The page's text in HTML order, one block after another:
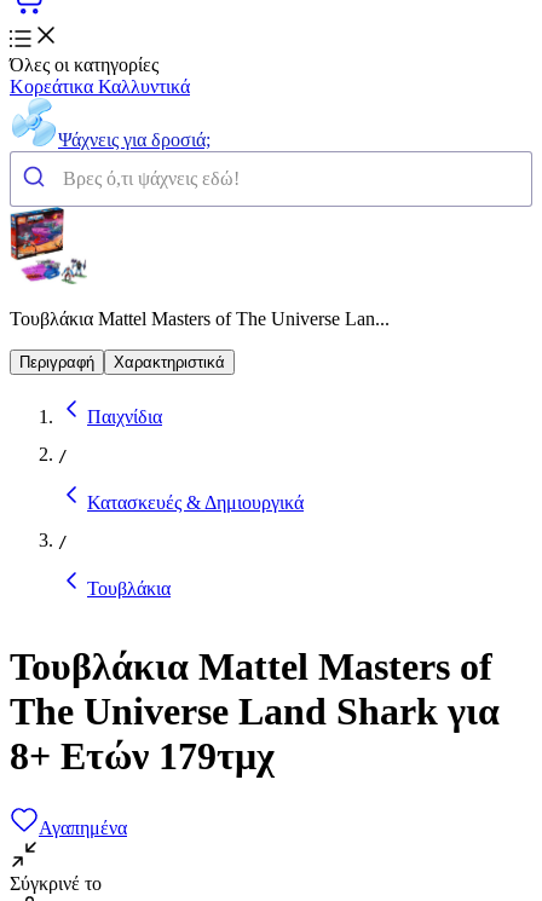
Όλες οι κατηγορίες
Κορεάτικα Καλλυντικά
Ψάχνεις για δροσιά;
Τουβλάκια Mattel Masters of The Universe Lan...
Περιγραφή Χαρακτηριστικά
Παιχνίδια
/
Κατασκευές & Δημιουργικά
/
Τουβλάκια
Τουβλάκια Mattel Masters of
The Universe Land Shark για
8+ Ετών 179τμχ
Αγαπημένα
Σύγκρινέ το